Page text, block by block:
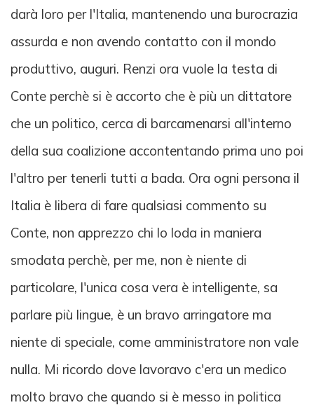
darà loro per l'Italia, mantenendo una burocrazia
assurda e non avendo contatto con il mondo
produttivo, auguri. Renzi ora vuole la testa di
Conte perchè si è accorto che è più un dittatore
che un politico, cerca di barcamenarsi all'interno
della sua coalizione accontentando prima uno poi
l'altro per tenerli tutti a bada. Ora ogni persona il
Italia è libera di fare qualsiasi commento su
Conte, non apprezzo chi lo loda in maniera
smodata perchè, per me, non è niente di
particolare, l'unica cosa vera è intelligente, sa
parlare più lingue, è un bravo arringatore ma
niente di speciale, come amministratore non vale
nulla. Mi ricordo dove lavoravo c'era un medico
molto bravo che quando si è messo in politica